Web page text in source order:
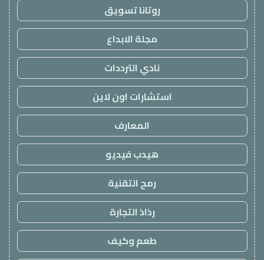
روتانا تسويق
مجلة الابداع
نادي الترددات
استشارات اون لاين
المعارف
هيدب فيديو
رمح التقنية
رذاذ التجارة
طعم وكيف